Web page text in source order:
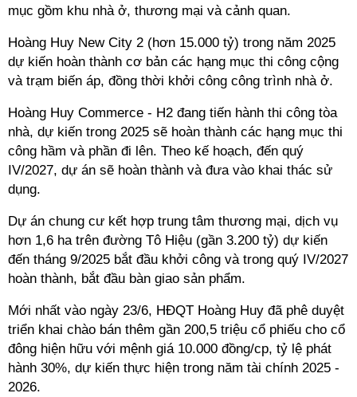
mục gồm khu nhà ở, thương mại và cảnh quan.
Hoàng Huy New City 2 (hơn 15.000 tỷ) trong năm 2025
dự kiến hoàn thành cơ bản các hạng mục thi công cộng
và trạm biến áp, đồng thời khởi công công trình nhà ở.
Hoàng Huy Commerce - H2 đang tiến hành thi công tòa
nhà, dự kiến trong 2025 sẽ hoàn thành các hạng mục thi
công hầm và phần đi lên. Theo kế hoạch, đến quý
IV/2027, dự án sẽ hoàn thành và đưa vào khai thác sử
dụng.
Dự án chung cư kết hợp trung tâm thương mại, dịch vụ
hơn 1,6 ha trên đường Tô Hiệu (gần 3.200 tỷ) dự kiến
đến tháng 9/2025 bắt đầu khởi công và trong quý IV/2027
hoàn thành, bắt đầu bàn giao sản phẩm.
Mới nhất vào ngày 23/6, HĐQT Hoàng Huy đã phê duyệt
triển khai chào bán thêm gần 200,5 triệu cổ phiếu cho cổ
đông hiện hữu với mệnh giá 10.000 đồng/cp, tỷ lệ phát
hành 30%, dự kiến thực hiện trong năm tài chính 2025 -
2026.